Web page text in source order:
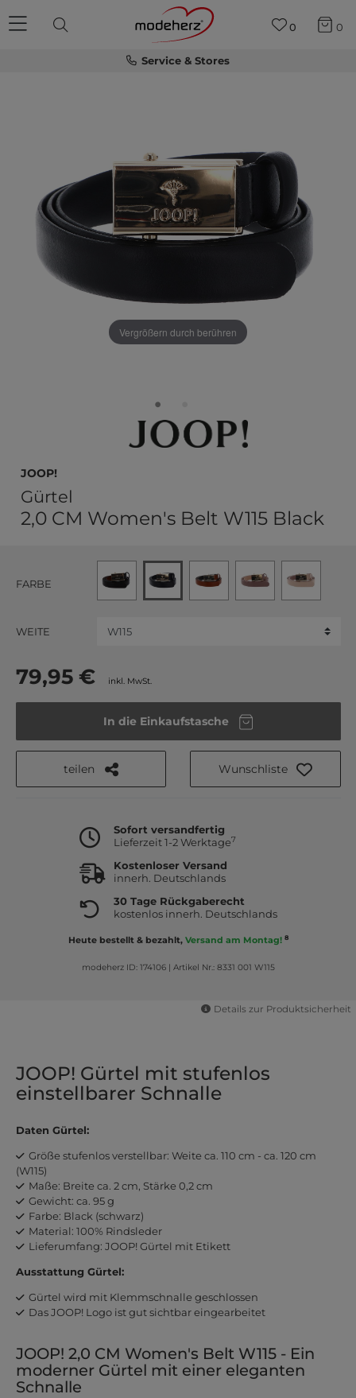
Service & Stores
0 0
Vergrößern durch berühren
JOOP!
Gürtel
2,0 CM Women's Belt W115 Black
FARBE
WEITE
79,95 € inkl. MwSt.
In die Einkaufstasche
teilen Wunschliste
Sofort versandfertig
Lieferzeit 1-2 Werktage7
Kostenloser Versand
innerh. Deutschlands
30 Tage Rückgaberecht
kostenlos innerh. Deutschlands
Heute bestellt & bezahlt, Versand am Montag! 8
modeherz ID: 174106| Artikel Nr.: 8331 001 W115
Details zur Produktsicherheit
JOOP! Gürtel mit stufenlos
einstellbarer Schnalle
Daten Gürtel:
Größe stufenlos verstellbar: Weite ca. 110 cm - ca. 120 cm
(W115)
Maße: Breite ca. 2 cm, Stärke 0,2 cm
Gewicht: ca. 95 g
Farbe: Black (schwarz)
Material: 100% Rindsleder
Lieferumfang: JOOP! Gürtel mit Etikett
Ausstattung Gürtel:
Gürtel wird mit Klemmschnalle geschlossen
Das JOOP! Logo ist gut sichtbar eingearbeitet
JOOP! 2,0 CM Women's Belt W115 - Ein
moderner Gürtel mit einer eleganten
Schnalle